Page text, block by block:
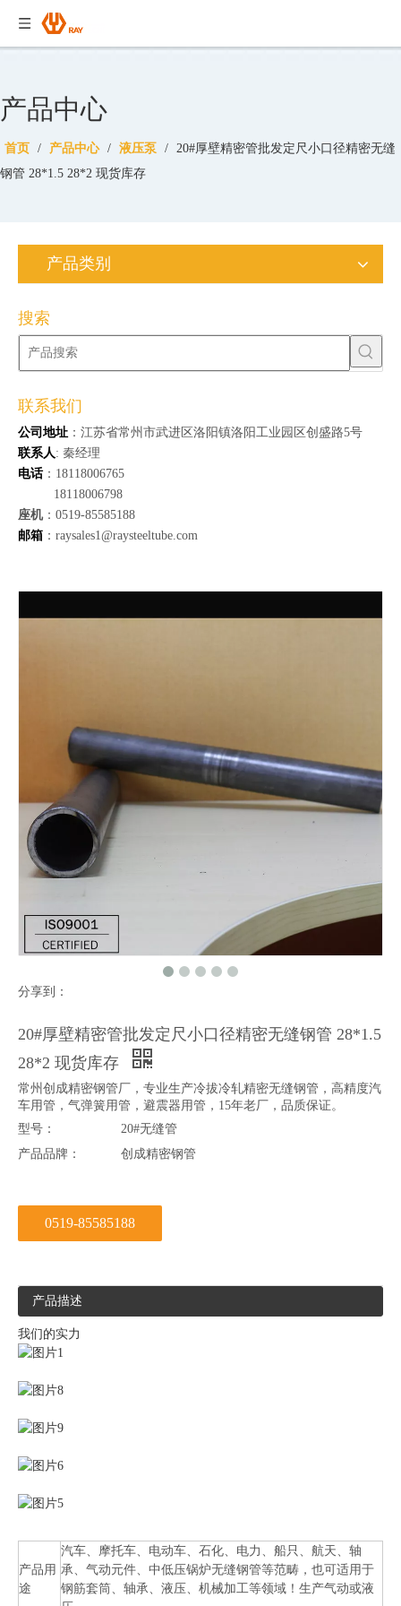
产品中心
首页 / 产品中心 / 液压泵 / 20#厚壁精密管批发定尺小口径精密无缝
钢管 28*1.5 28*2 现货库存
产品类别
搜索
联系我们
公司地址 ：江苏省常州市武进区洛阳镇洛阳工业园区创盛路5号
联系人: 秦经理
电话：18118006765
18118006798
座机：0519-85585188
邮箱 ：raysales1@raysteeltube.com
分享到：
20#厚壁精密管批发定尺小口径精密无缝钢管 28*1.5
28*2 现货库存
常州创成精密钢管厂，专业生产冷拔冷轧精密无缝钢管，高精度汽
车用管，气弹簧用管，避震器用管，15年老厂，品质保证。
型号：
20#无缝管
产品品牌：
创成精密钢管
0519-85585188
产品描述
我们的实力
产品用
途
汽车、摩托车、电动车、石化、电力、船只、航天、轴
承、气动元件、中低压锅炉无缝钢管等范畴，也可适用于
钢筋套筒、轴承、液压、机械加工等领域！生产气动或液